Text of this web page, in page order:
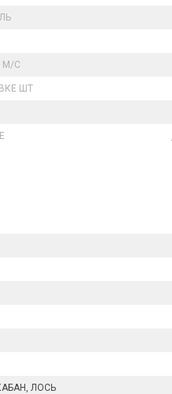
М/С
ШТ
ЛОСЬ